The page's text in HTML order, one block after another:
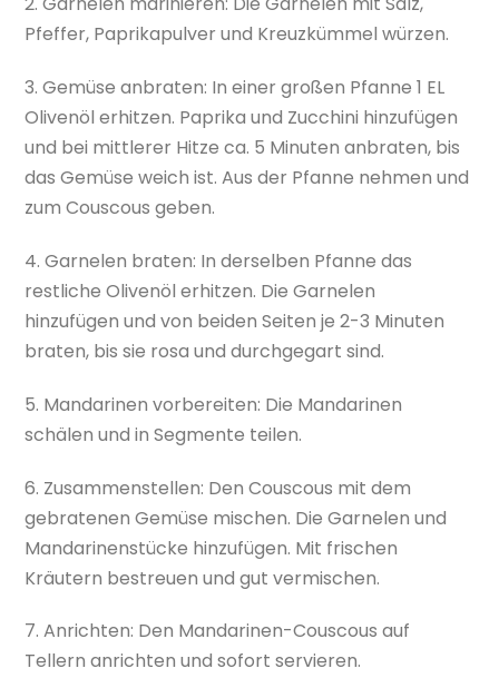
Pfeffer, Paprikapulver und Kreuzkümmel würzen.
3. Gemüse anbraten: In einer großen Pfanne 1 EL
Olivenöl erhitzen. Paprika und Zucchini hinzufügen
und bei mittlerer Hitze ca. 5 Minuten anbraten, bis
das Gemüse weich ist. Aus der Pfanne nehmen und
zum Couscous geben.
4. Garnelen braten: In derselben Pfanne das
restliche Olivenöl erhitzen. Die Garnelen
hinzufügen und von beiden Seiten je 2-3 Minuten
braten, bis sie rosa und durchgegart sind.
5. Mandarinen vorbereiten: Die Mandarinen
schälen und in Segmente teilen.
6. Zusammenstellen: Den Couscous mit dem
gebratenen Gemüse mischen. Die Garnelen und
Mandarinenstücke hinzufügen. Mit frischen
Kräutern bestreuen und gut vermischen.
7. Anrichten: Den Mandarinen-Couscous auf
Tellern anrichten und sofort servieren.